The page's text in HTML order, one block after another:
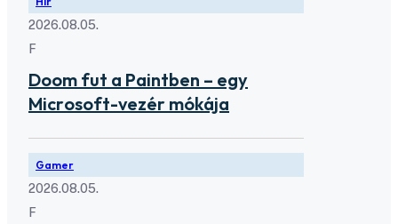
2026.08.05.
F
Doom fut a Paintben – egy
Microsoft-vezér mókája
Gamer
2026.08.05.
F